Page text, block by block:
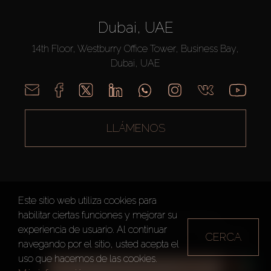
Dubai, UAE
14th Floor, Westburry Office Tower, Business Bay,
Dubai, UAE
LLÁMENOS
AX CAPITAL ©2026 Todos los derechos reservados
Condiciones de Uso
Política de privacidad Mapa del sitio
Este sitio web utiliza cookies para
habilitar ciertas funciones y mejorar su
experiencia de usuario. Al continuar
navegando por el sitio, usted acepta el
uso que hacemos de las cookies.
CERCA